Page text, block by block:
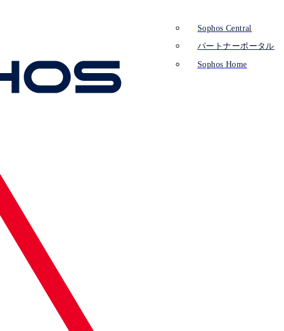
Sophos Central
パートナーポータル
Sophos Home